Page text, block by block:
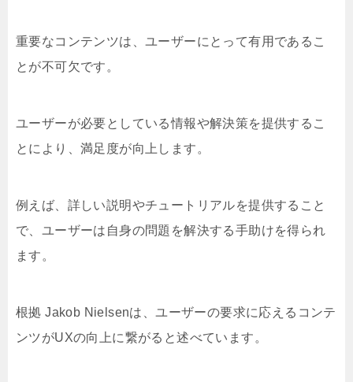
重要なコンテンツは、ユーザーにとって有用であるこ
とが不可欠です。
ユーザーが必要としている情報や解決策を提供するこ
とにより、満足度が向上します。
例えば、詳しい説明やチュートリアルを提供すること
で、ユーザーは自身の問題を解決する手助けを得られ
ます。
根拠 Jakob Nielsenは、ユーザーの要求に応えるコンテ
ンツがUXの向上に繋がると述べています。